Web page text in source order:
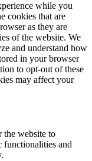
while you
cookies that are
as they are
of the website. We
and understand how
in your browser
to opt-out of these
may affect your
the website to
functionalities and